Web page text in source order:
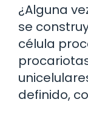
¿Alguna
se
célula
definido,